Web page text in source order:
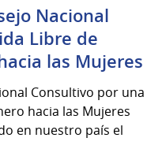
Nacional
Libre de
las Mujeres
Consultivo por una
hacia las Mujeres
en nuestro país el